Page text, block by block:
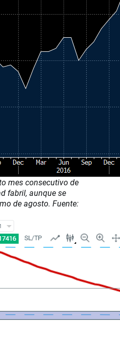
mes consecutivo de
fabril, aunque se
de agosto. Fuente: